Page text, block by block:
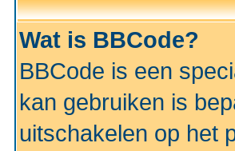
Wat is BBCode?
BBCode is een
kan gebruiken is
uitschakelen op het